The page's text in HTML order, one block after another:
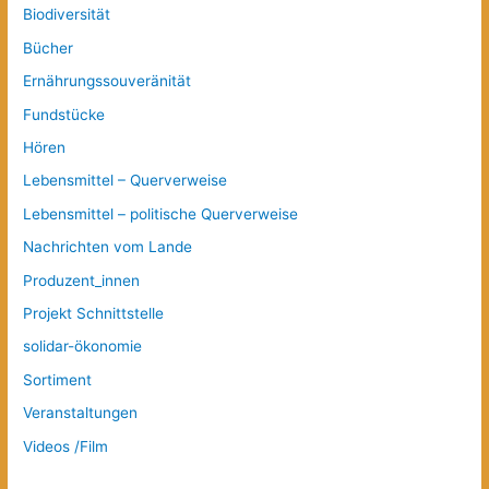
Biodiversität
Bücher
Ernährungssouveränität
Fundstücke
Hören
Lebensmittel – Querverweise
Lebensmittel – politische Querverweise
Nachrichten vom Lande
Produzent_innen
Projekt Schnittstelle
solidar-ökonomie
Sortiment
Veranstaltungen
Videos /Film